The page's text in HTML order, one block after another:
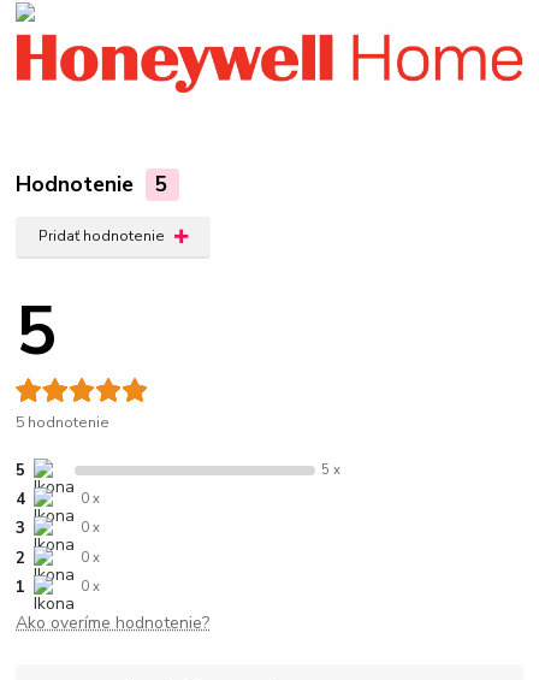
Hodnotenie 5
Pridať hodnotenie
5
5 hodnotenie
5 5 x
4 0 x
3 0 x
2 0 x
1 0 x
Ako overíme hodnotenie?